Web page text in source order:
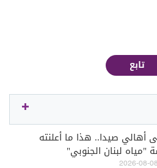
تابع
أهالي صيدا.. هذا ما أعلنته
لبنان الجنوبي"